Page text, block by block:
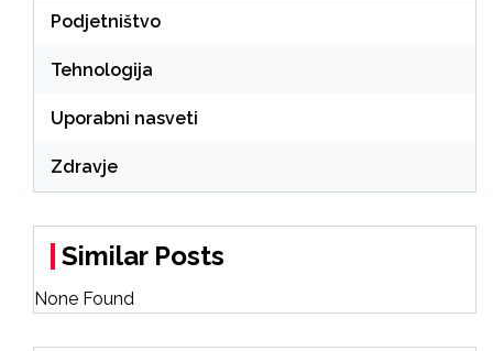
Podjetništvo
Tehnologija
Uporabni nasveti
Zdravje
Similar Posts
None Found